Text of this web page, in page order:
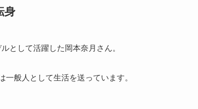
身
として活躍した岡本奈月さん。
般人として生活を送っています。